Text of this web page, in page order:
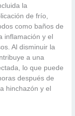
la
de frío,
como baños de
inflamación y el
Al disminuir la
a una
lo que puede
después de
hinchazón y el